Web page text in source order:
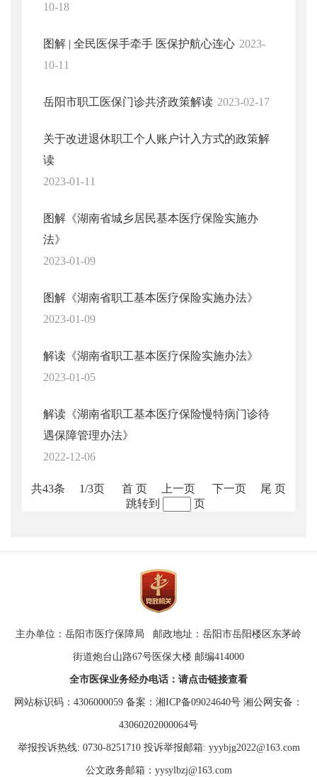
10-18
图解 | 全民医保手牵手 医保护航心连心 2023-
10-11
岳阳市职工医保门诊共济政策解读 2023-02-17
关于改进退休职工个人账户计入方式的政策解
读
2023-01-11
图解《湖南省城乡居民基本医疗保险实施办
法》
2023-01-09
图解《湖南省职工基本医疗保险实施办法》
2023-01-09
解读《湖南省职工基本医疗保险实施办法》
2023-01-05
解读《湖南省职工基本医疗保险慢特病门诊待
遇保障管理办法》
2022-12-06
共43条 1/3页 首 页 上一页 下一页
尾 页
跳转到
页
主办单位：岳阳市医疗保障局 邮政地址：岳阳市岳阳楼区东茅岭
街道炮台山路67号医保大楼 邮编414000
全市医保业务经办电话：请点击链接查看
网站标识码：4306000059 备案：湘ICP备09024640号 湘公网安备：
43060202000064号
举报投诉热线: 0730-8251710 投诉举报邮箱: yyybjg2022@163.com
公文政务邮箱：yysylbzj@163.com